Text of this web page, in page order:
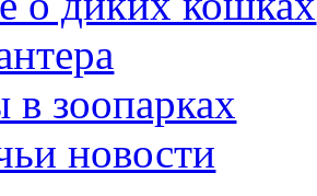
в зоопарках
новости